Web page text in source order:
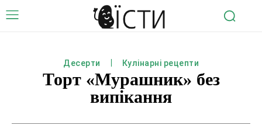
Десерти Кулінарні рецепти
Торт «Мурашник» без
випікання